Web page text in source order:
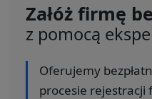
Załóż firmę
z pomocą
Oferujemy
procesie rejestracji